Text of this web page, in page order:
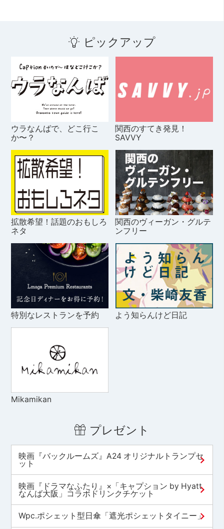
ピックアップ
ウラなんばで、どこ行こ
か〜？
関西のすてき発見！
SAVVY
拡散希望！話題のおもしろ
ネタ
関西のヴィーガン・グルテ
ンフリー
特別なレストランを予約 よう知らんけど日記
Mikamikan
プレゼント
映画『バックルームズ』A24 オリジナルトランプセ
ット
映画『ドラマなふたり』×「キャプション by Hyatt
なんば大阪」コラボドリンクチケット
Wpc.ポシェット型日傘「遮光ポシェットタイニー」